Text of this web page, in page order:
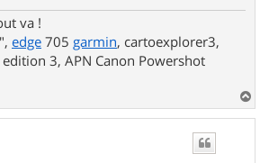
va !
edge 705 garmin, cartoexplorer3,
3, APN Canon Powershot
a